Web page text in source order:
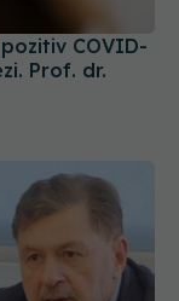
Prof. dr.